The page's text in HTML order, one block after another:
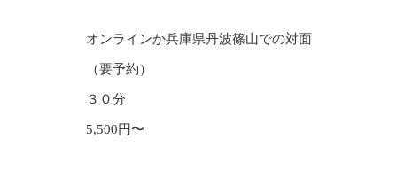
オンラインか兵庫県丹波篠山での対面
（要予約）
３０分
5,500円〜